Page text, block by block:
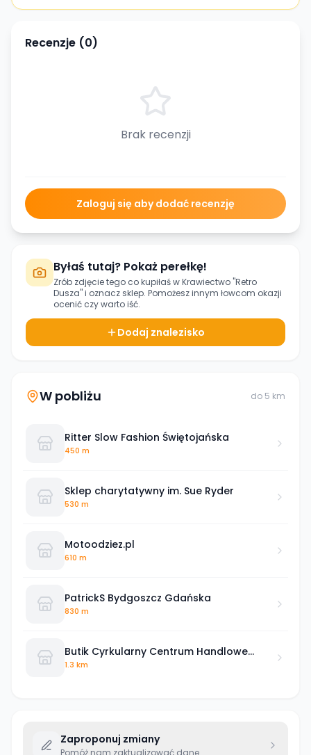
Recenzje (0)
Brak recenzji
Zaloguj się aby dodać recenzję
Byłaś tutaj? Pokaż perełkę!
Zrób zdjęcie tego co kupiłaś wKrawiectwo "Retro
Dusza"i oznacz sklep. Pomożesz innym łowcom okazji
ocenić czy warto iść.
Dodaj znalezisko
W pobliżu do 5 km
Ritter Slow Fashion Świętojańska
450 m
Sklep charytatywny im. Sue Ryder
530 m
Motoodziez.pl
610 m
PatrickS Bydgoszcz Gdańska
830 m
Butik Cyrkularny Centrum Handlowe
Focus
1.3 km
Zaproponuj zmiany
Pomóż nam zaktualizować dane